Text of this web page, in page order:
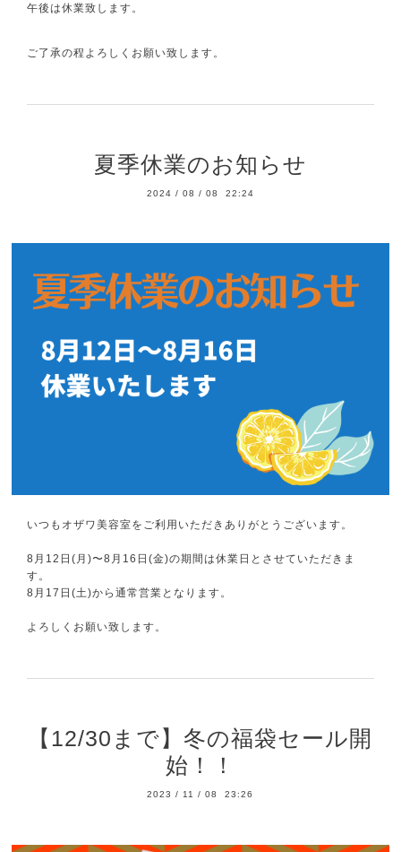
午後は休業致します。
ご了承の程よろしくお願い致します。
夏季休業のお知らせ
2024 / 08 / 08 22:24
いつもオザワ美容室をご利用いただきありがとうございます。
8月12日(月)〜8月16日(金)の期間は休業日とさせていただきま
す。
8月17日(土)から通常営業となります。
よろしくお願い致します。
【12/30まで】冬の福袋セール開
始！！
2023 / 11 /08 23:26